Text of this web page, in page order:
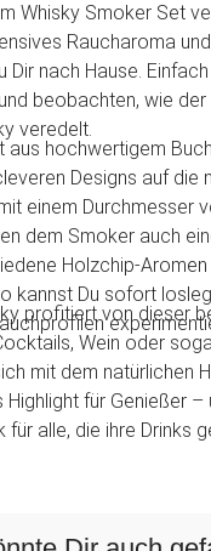
Whisky Smoker Set
Raucharoma
Dir nach Hause.
beobachten, wie
veredelt.
aus hochwertigem
Designs auf die
einem Durchmesser
dem Smoker auch
Holzchip-
kannst Du sofort
profitiert von dieser
Wein oder
mit dem natürlichen
für Genießer –
alle, die ihre Drinks